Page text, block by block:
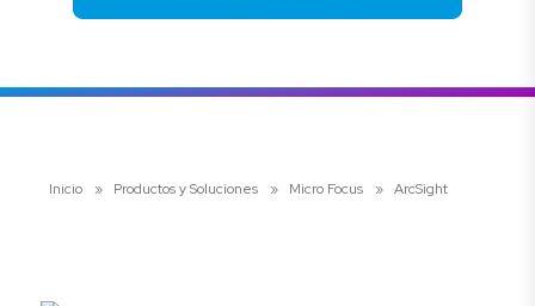
Inicio » Productos y Soluciones » Micro Focus » ArcSight